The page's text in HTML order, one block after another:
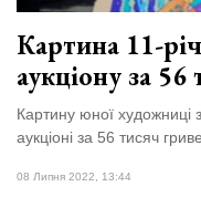
Картина 11-
аукціону за
Картину юної художниці
аукціоні за 56 тисяч
08 Липня 2022, 13:44